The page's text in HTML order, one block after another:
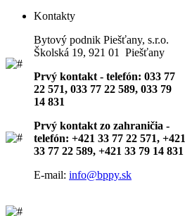
Kontakty
Bytový podnik Piešťany, s.r.o.
Školská 19, 921 01 Piešťany
Prvý kontakt - telefón: 033 77
22 571, 033 77 22 589, 033 79
14 831
Prvý kontakt zo zahraničia -
telefón: +421 33 77 22 571, +421
33 77 22 589, +421 33 79 14 831
E-mail: info@bppy.sk